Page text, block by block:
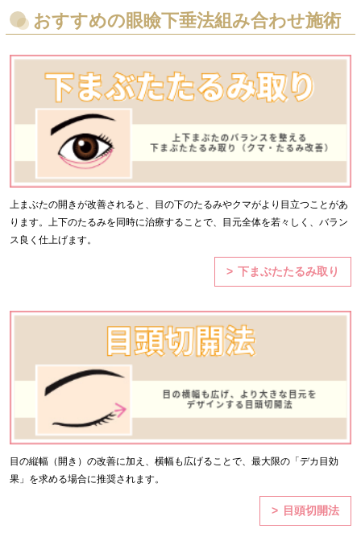
おすすめの眼瞼下垂法組み合わせ施術
上まぶたの開きが改善されると、目の下のたるみやクマがより目立つことがあ
ります。上下のたるみを同時に治療することで、目元全体を若々しく、バラン
ス良く仕上げます。
下まぶたたるみ取り
目の縦幅（開き）の改善に加え、横幅も広げることで、最大限の「デカ目効
果」を求める場合に推奨されます。
目頭切開法